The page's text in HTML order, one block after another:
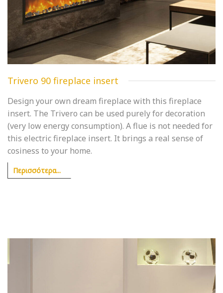
Trivero 90 fireplace insert
Design your own dream fireplace with this fireplace
insert. The Trivero can be used purely for decoration
(very low energy consumption). A flue is not needed for
this electric fireplace insert. It brings a real sense of
cosiness to your home.
Περισσότερα...